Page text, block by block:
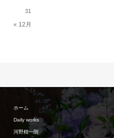
31
« 12月
ホーム
Daily works
河野精一朗